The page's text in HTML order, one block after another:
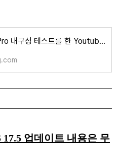
M4 iPad Pro 내구성 테스트를 한 Youtuber 등장? 그리고 Apple 의 최근 테스트가 부족 했을수 있다는 예
17.5 업데이트 내용은 무